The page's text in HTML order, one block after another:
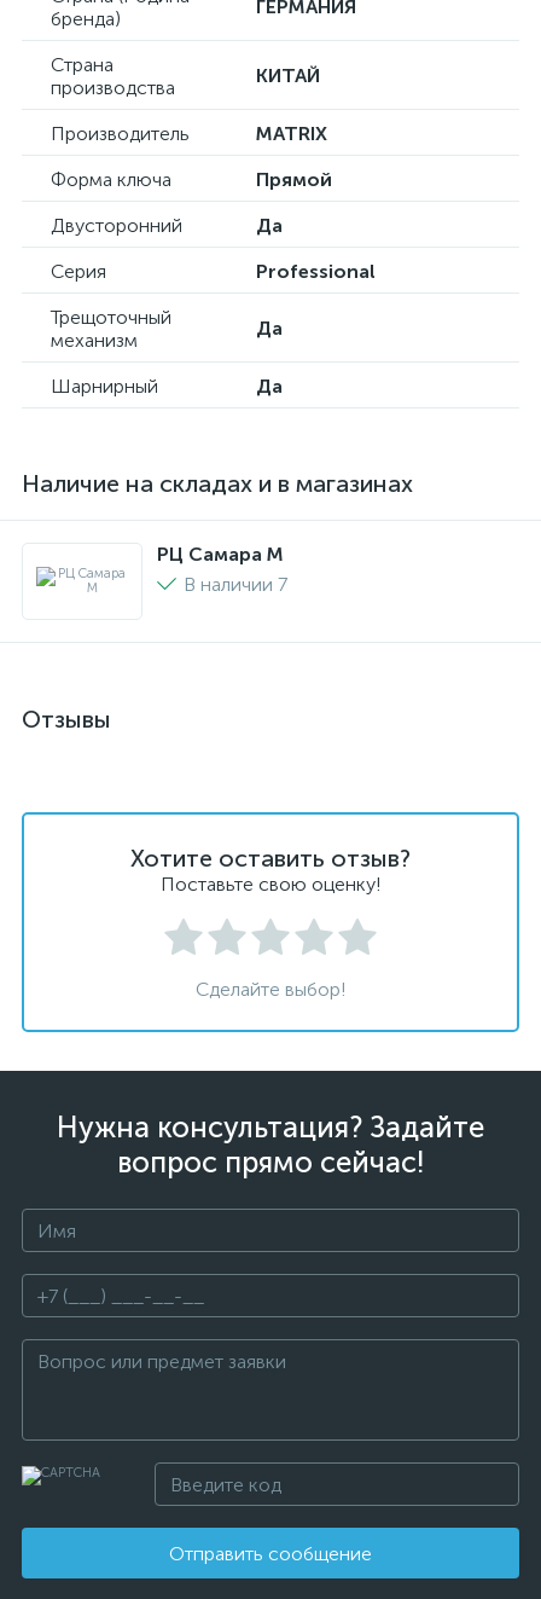
бренда)
ГЕРМАНИЯ
Страна
производства
КИТАЙ
Производитель
MATRIX
Форма ключа
Прямой
Двусторонний
Да
Серия
Professional
Трещоточный
механизм
Да
Шарнирный Да
Наличие на складах и в магазинах
РЦ Самара M
В наличии 7
Отзывы
Хотите оставить отзыв?
Поставьте свою оценку!
Сделайте выбор!
Нужна консультация? Задайте
вопрос прямо сейчас!
Отправить сообщение